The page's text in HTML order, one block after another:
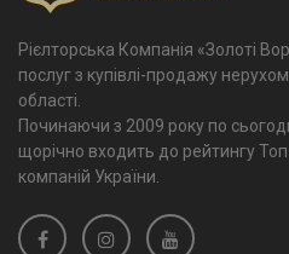
Рієлторська Компанія «Золоті
послуг з купівлі-продажу
області.
Починаючи з 2009 року по
щорічно входить до рейтингу
компаній України.